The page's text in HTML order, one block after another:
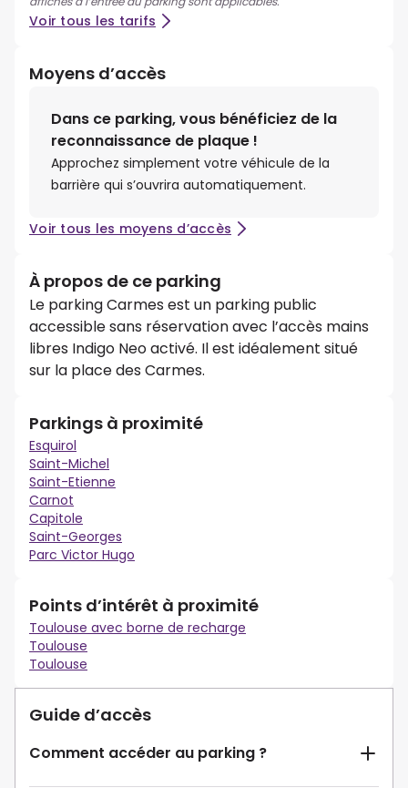
Voir tous les tarifs
Moyens d’accès
Dans ce parking, vous bénéficiez de la
reconnaissance de plaque !
Approchez simplement votre véhicule de la
barrière qui s’ouvrira automatiquement.
Voir tous les moyens d’accès
À propos de ce parking
Le parking Carmes est un parking public
accessible sans réservation avec l’accès mains
libres Indigo Neo activé. Il est idéalement situé
sur la place des Carmes.
Parkings à proximité
Esquirol
Saint-Michel
Saint-Etienne
Carnot
Capitole
Saint-Georges
Parc Victor Hugo
Points d’intérêt à proximité
Toulouse avec borne de recharge
Toulouse
Toulouse
Guide d’accès
Comment accéder au parking ?